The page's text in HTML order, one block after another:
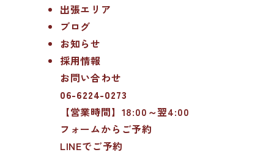
出張エリア
ブログ
お知らせ
採用情報
お問い合わせ
06-6224-0273
【営業時間】18:00～翌4:00
フォームからご予約
LINEでご予約